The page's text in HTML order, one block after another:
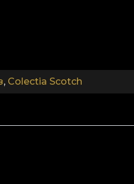
calitatea
o structură
De
transformă o
bej și cu accesoriile din
, Colectia Scotch